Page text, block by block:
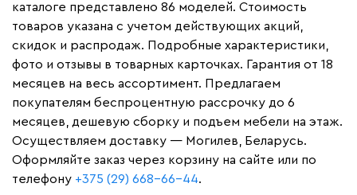
каталоге представлено 86 моделей. Стоимость
товаров указана с учетом действующих акций,
скидок и распродаж. Подробные характеристики,
фото и отзывы в товарных карточках. Гарантия от 18
месяцев на весь ассортимент. Предлагаем
покупателям беспроцентную рассрочку до 6
месяцев, дешевую сборку и подъем мебели на этаж.
Осуществляем доставку — Могилев, Беларусь.
Оформляйте заказ через корзину на сайте или по
телефону +375 (29) 668-66-44.